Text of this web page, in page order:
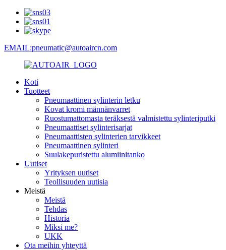
EMAIL:pneumatic@autoaircn.com
Koti
Tuotteet
Pneumaattinen sylinterin letku
Kovat kromi männänvarret
Ruostumattomasta teräksestä valmistettu sylinteriputki
Pneumaattiset sylinterisarjat
Pneumaattisten sylinterien tarvikkeet
Pneumaattinen sylinteri
Suulakepuristettu alumiinitanko
Uutiset
Yrityksen uutiset
Teollisuuden uutisia
Meistä
Meistä
Tehdas
Historia
Miksi me?
UKK
Ota meihin yhteyttä